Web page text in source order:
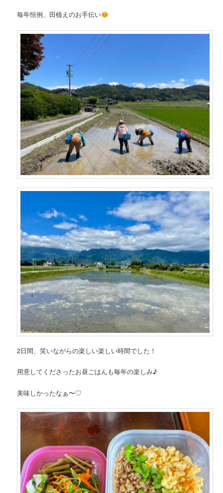
毎年恒例、田植えのお手伝い
2日間、笑いながらの楽しい楽しい時間でした！
用意してくださったお昼ごはんも毎年の楽しみ♪
美味しかったなぁ〜♡